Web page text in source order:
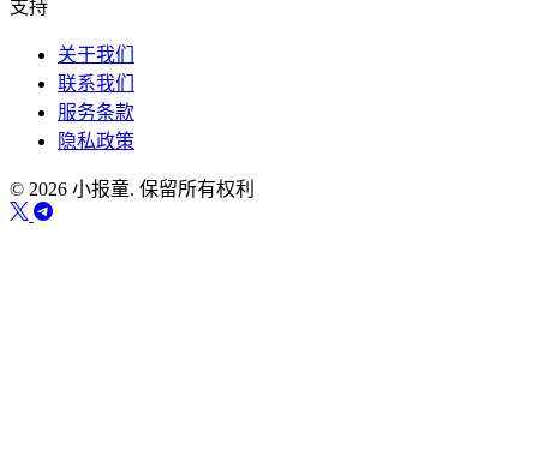
支持
关于我们
联系我们
服务条款
隐私政策
© 2026 小报童. 保留所有权利